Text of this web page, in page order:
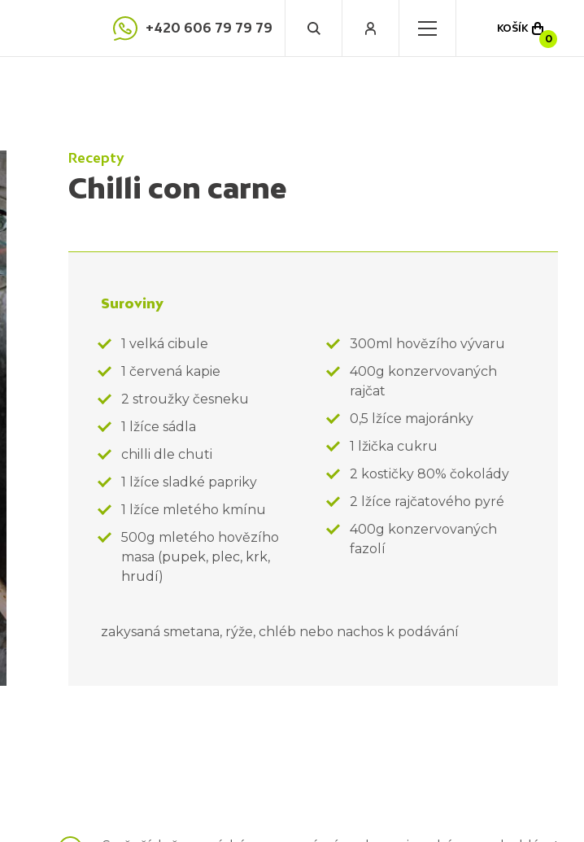
+420 606 79 79 79
KOŠÍK
0
Recepty
Chilli con carne
Suroviny
1 velká cibule
1 červená kapie
2 stroužky česneku
1 lžíce sádla
chilli dle chuti
1 lžíce sladké papriky
1 lžíce mletého kmínu
500g mletého hovězího
masa (pupek, plec, krk,
hrudí)
300ml hovězího vývaru
400g konzervovaných
rajčat
0,5 lžíce majoránky
1 lžička cukru
2 kostičky 80% čokolády
2 lžíce rajčatového pyré
400g konzervovaných
fazolí
zakysaná smetana, rýže, chléb nebo nachos k podávání